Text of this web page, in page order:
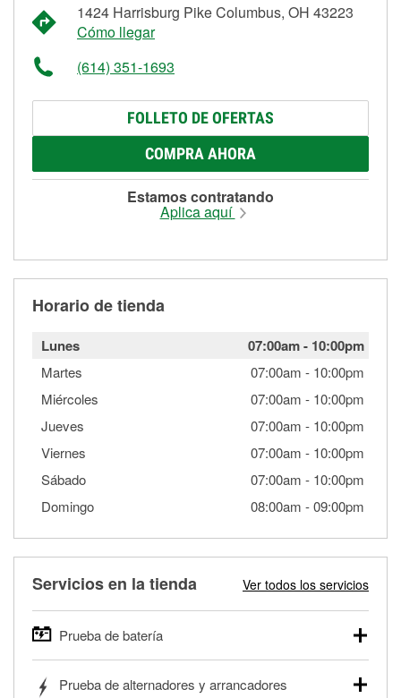
1424 Harrisburg Pike Columbus, OH 43223
Cómo llegar
(614) 351-1693
FOLLETO DE OFERTAS
COMPRA AHORA
Estamos contratando
Aplica aquí
Horario de tienda
Lunes 07:00am- 10:00pm
Martes 07:00am - 10:00pm
Miércoles
07:00am - 10:00pm
Jueves
07:00am - 10:00pm
Viernes
07:00am - 10:00pm
Sábado
07:00am - 10:00pm
Domingo
08:00am -09:00pm
Servicios en la tienda Ver todos los servicios
Prueba de batería
autos, camionetas, SUVs, vehículos comerciales y
Prueba de alternadores y arrancadores